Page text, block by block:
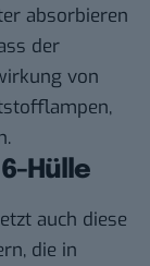
absorbieren
der
von
Hülle
auch diese
die in